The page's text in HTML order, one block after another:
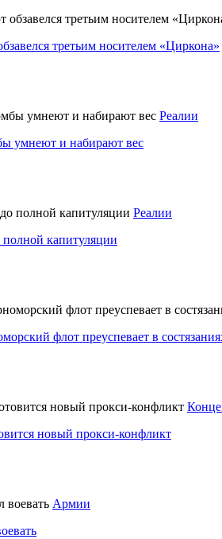
третьим носителем «Циркона»
Реалии
умнеют и набирают вес
Реалии
полной капитуляции
флот преуспевает в
новый прокси-конфликт
Армии